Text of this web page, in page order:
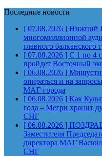
Последние новости
[ 07.08.2026 ] Нижний
многомиллионной
главного балканского
[ 07.08.2026 ] С 1 по 4
пройдет Восточный
[ 06.08.2026 ]
опираться и на
МАГ-города
[ 06.08.2026 ] Как
года – Мегри хранит
СНГ
[ 06.08.2026 ]
Заместителя
директора МАГ
СНГ